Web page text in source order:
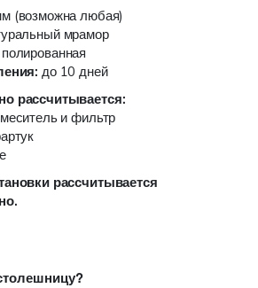
(возможна любая)
мрамор
полированная
до 10 дней
рассчитывается:
и фильтр
рассчитывается